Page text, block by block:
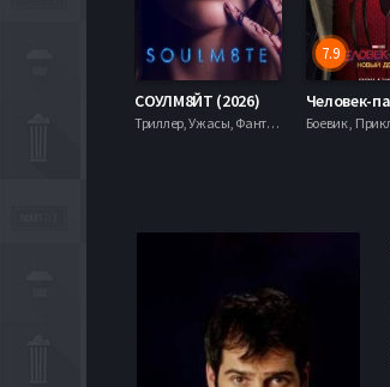
СОУЛМ8ЙТ (2026)
Триллер, Ужасы, Фантастика,
7.9